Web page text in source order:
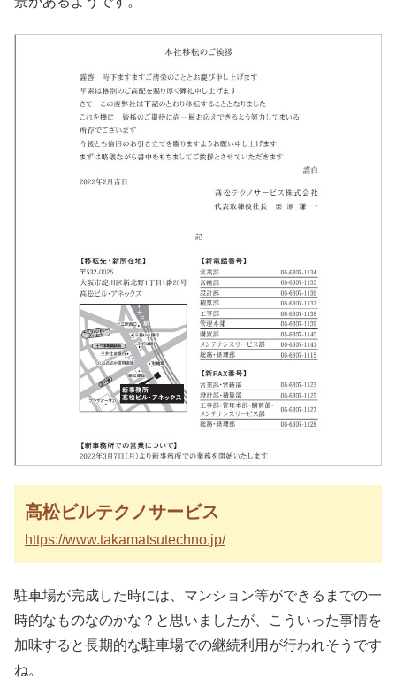
高松ビルテクノサービス
https://www.takamatsutechno.jp/
駐車場が完成した時には、マンション等ができるまでの一
時的なものなのかな？と思いましたが、こういった事情を
加味すると長期的な駐車場での継続利用が行われそうです
ね。